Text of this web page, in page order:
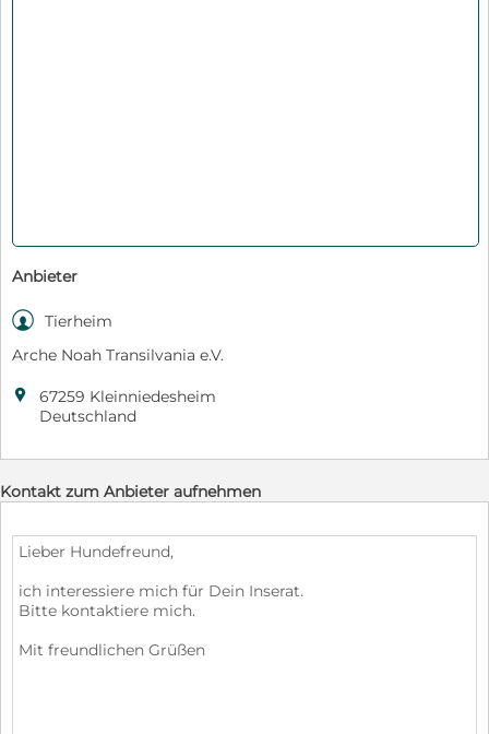
Anbieter
 Tierheim
Arche Noah Transilvania e.V.

67259 Kleinniedesheim
Deutschland
Kontakt zum Anbieter aufnehmen